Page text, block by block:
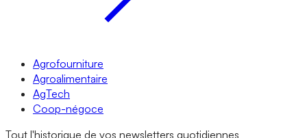
Agrofourniture
Agroalimentaire
AgTech
Coop-négoce
Tout l'historique de vos newsletters quotidiennes